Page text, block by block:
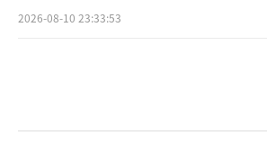
2026-08-10 23:33:53